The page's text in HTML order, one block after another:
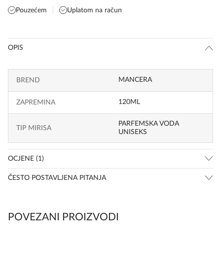
Pouzećem Uplatom na račun
OPIS
BREND MANCERA
ZAPREMINA 120ML
TIP MIRISA
PARFEMSKA VODA
UNISEKS
OCJENE (1)
ČESTO POSTAVLJENA PITANJA
POVEZANI PROIZVODI